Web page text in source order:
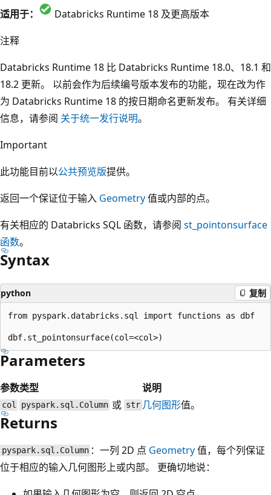
适用于：
Databricks Runtime 18 及更高版本
注释
Databricks Runtime 18 比 Databricks Runtime 18.0、18.1 和
18.2 更新。 以前会作为后续编号版本发布的功能，现在改为作
为 Databricks Runtime 18 的按日期命名更新发布。 有关详细
信息，请参阅 关于统一发行说明。
Important
此功能目前以公共预览版提供。
返回一个保证位于输入 Geometry值或内部的点。
有关相应的 Databricks SQL 函数，请参阅 st_pointonsurface
函数。
Syntax
python 复制
from pyspark.databricks.sql import functions as dbf
Parameters
参数类型 说明
col pyspark.sql.Column 或 str 几何图形值。
Returns
pyspark.sql.Column ：一列 2D 点 Geometry值，每个列保证
位于相应的输入几何图形上或内部。 更确切地说：